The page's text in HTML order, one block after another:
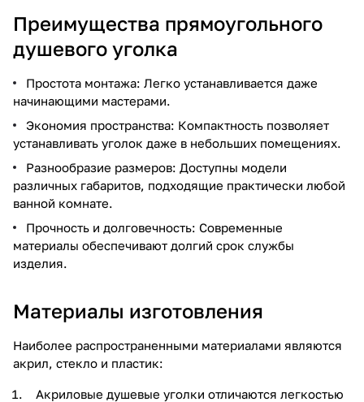
Преимущества прямоугольного
душевого уголка
Простота монтажа: Легко устанавливается даже
начинающими мастерами.
Экономия пространства: Компактность позволяет
устанавливать уголок даже в небольших помещениях.
Разнообразие размеров: Доступны модели
различных габаритов, подходящие практически любой
ванной комнате.
Прочность и долговечность: Современные
материалы обеспечивают долгий срок службы
изделия.
Материалы изготовления
Наиболее распространенными материалами являются
акрил, стекло и пластик:
Акриловые душевые уголки отличаются легкостью